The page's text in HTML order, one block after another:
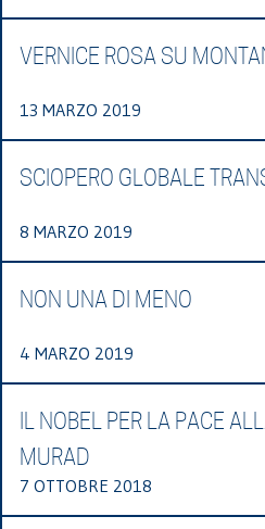
VERNICE ROSA SU
13 MARZO 2019
SCIOPERO GLOBALE
8 MARZO 2019
NON UNA DI MENO
4 MARZO 2019
IL NOBEL PER LA PACE
MURAD
7 OTTOBRE 2018